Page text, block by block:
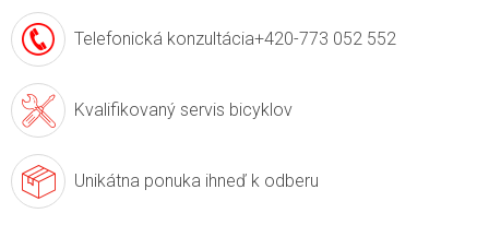
Telefonická konzultácia+420-773 052 552
Kvalifikovaný servis bicyklov
Unikátna ponuka ihneď k odberu